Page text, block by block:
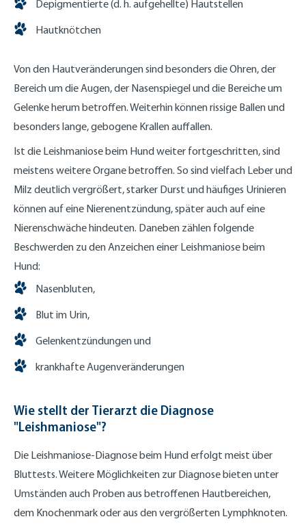
Depigmentierte (d. h. aufgehellte) Hautstellen
Hautknötchen
Von den Hautveränderungen sind besonders die Ohren, der
Bereich um die Augen, der Nasenspiegel und die Bereiche um
Gelenke herum betroffen. Weiterhin können rissige Ballen und
besonders lange, gebogene Krallen auffallen.
Ist die Leishmaniose beim Hund weiter fortgeschritten, sind
meistens weitere Organe betroffen. So sind vielfach Leber und
Milz deutlich vergrößert, starker Durst und häufiges Urinieren
können auf eine Nierenentzündung, später auch auf eine
Nierenschwäche hindeuten. Daneben zählen folgende
Beschwerden zu den Anzeichen einer Leishmaniose beim
Hund:
Nasenbluten,
Blut im Urin,
Gelenkentzündungen und
krankhafte Augenveränderungen
Wie stellt der Tierarzt die Diagnose
"Leishmaniose"?
Die Leishmaniose-Diagnose beim Hund erfolgt meist über
Bluttests. Weitere Möglichkeiten zur Diagnose bieten unter
Umständen auch Proben aus betroffenen Hautbereichen,
dem Knochenmark oder aus den vergrößerten Lymphknoten.